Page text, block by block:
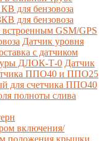
для бензовоза
для бензовоза
GSM/GPS
Датчик уровня
с датчиком
ДЛОК-Т-0 Датчик
ППО40 и ППО25
для счетчика ППО40
полноты слива
включения/
положения крышки